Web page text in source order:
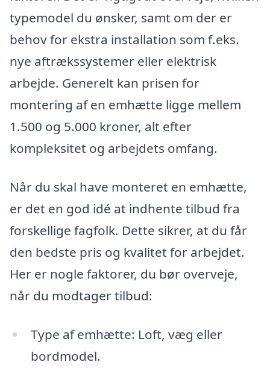
typemodel du ønsker, samt om der er
behov for ekstra installation som f.eks.
nye aftrækssystemer eller elektrisk
arbejde. Generelt kan prisen for
montering af en emhætte ligge mellem
1.500 og 5.000 kroner, alt efter
kompleksitet og arbejdets omfang.
Når du skal have monteret en emhætte,
er det en god idé at indhente tilbud fra
forskellige fagfolk. Dette sikrer, at du får
den bedste pris og kvalitet for arbejdet.
Her er nogle faktorer, du bør overveje,
når du modtager tilbud:
Type af emhætte: Loft, væg eller
bordmodel.